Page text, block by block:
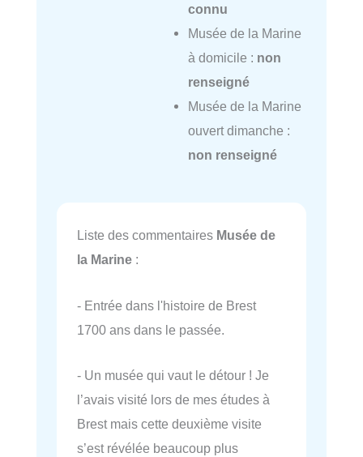
connu
Musée de la Marine
à domicile : non
renseigné
Musée de la Marine
ouvert dimanche :
non renseigné
Liste des commentaires Musée de
la Marine :
- Entrée dans l'histoire de Brest
1700 ans dans le passée.
- Un musée qui vaut le détour ! Je
l’avais visité lors de mes études à
Brest mais cette deuxième visite
s’est révélée beaucoup plus